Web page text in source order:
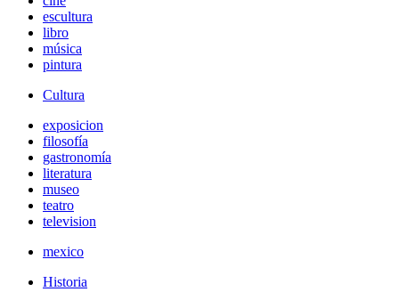
escultura
libro
música
pintura
Cultura
exposicion
filosofía
gastronomía
literatura
museo
teatro
television
mexico
Historia